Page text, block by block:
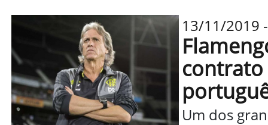
13/11/2019
contrato
Um dos